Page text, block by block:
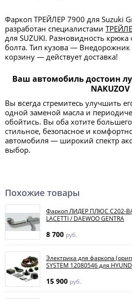
Фаркоп ТРЕЙЛЕР 7900 для Suzuki
разработан специалистами
для SUZUKI. Разновидность
болта. Тип кузова — Внедорожник
корзину — действует доставка!
Ваш автомобиль достоин
NAKUZOV
Вы всегда стремитесь улучшить
одной заменой масла и
обойтись. Вы оба хотите
стильное, безопасное и
автомобиля — широкий спектр
выбор.
Похожие товары
Фаркоп ЛИДЕР ПЛЮС C202-BA
LACETTI / DAEWOO GENTRA
8 700 руб.
Электрика для фаркопа
SYSTEM 12080546 для
15 900 руб.